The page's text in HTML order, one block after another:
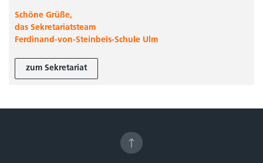
Schöne Grüße,
das Sekretariatsteam
Ferdinand-von-Steinbeis-Schule Ulm
zum Sekretariat